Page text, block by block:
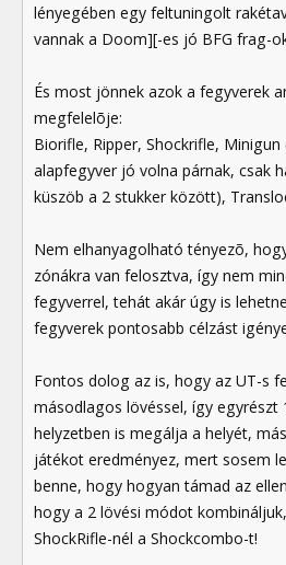
lényegében egy feltuningolt
vannak a Doom][-es jó BFG frag-
És most jönnek azok a fegyverek
megfelelõje:
Biorifle, Ripper, Shockrifle, Minigun
alapfegyver jó volna párnak, csak
küszöb a 2 stukker között),
Nem elhanyagolható tényezõ,
zónákra van felosztva, így nem
fegyverrel, tehát akár úgy is
fegyverek pontosabb célzást
Fontos dolog az is, hogy az UT-s
másodlagos lövéssel, így egyrészt
helyzetben is megálja a helyét,
játékot eredményez, mert sosem
benne, hogy hogyan támad az
hogy a 2 lövési módot
ShockRifle-nél a Shockcombo-t!